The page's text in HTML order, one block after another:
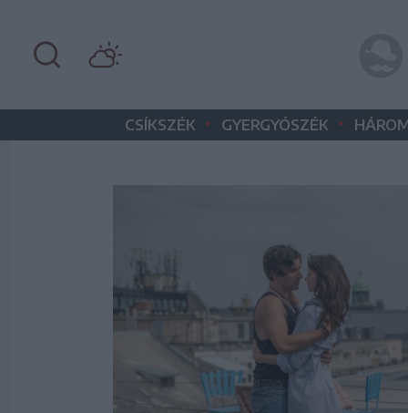
CSÍKSZÉK • GYERGYÓSZÉK •